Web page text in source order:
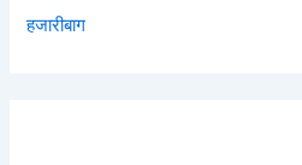
हजारीबाग